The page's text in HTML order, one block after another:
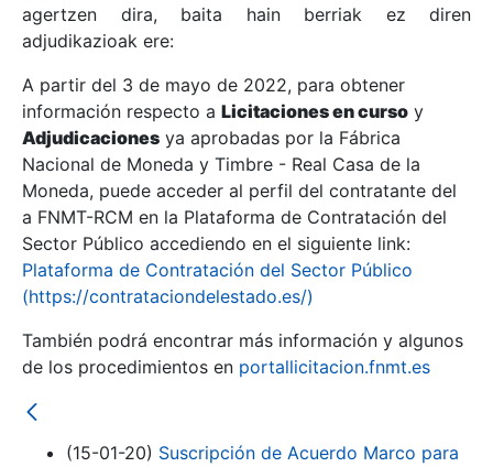
Erakutsi/Ezkutatu
Erakutsi/Ezkutatu
Erakutsi/Ezkutatu
Erakutsi/Ezkutatu
agertzen dira, baita hain berriak ez diren
adjudikazioak ere:
A partir del 3 de mayo de 2022, para obtener
información respecto a Licitaciones en curso y
Adjudicaciones ya aprobadas por la Fábrica
Nacional de Moneda y Timbre - Real Casa de la
Moneda, puede acceder al perfil del contratante del
a FNMT-RCM en la Plataforma de Contratación del
Sector Público accediendo en el siguiente link:
Plataforma de Contratación del Sector Público
(https://contrataciondelestado.es/)
También podrá encontrar más información y algunos
de los procedimientos en portallicitacion.fnmt.es
(15-01-20) Suscripción de Acuerdo Marco para